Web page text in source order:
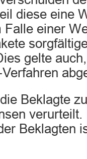
diese eine
Falle einer
gelte
Beklagte
verurteilt.
Beklagten